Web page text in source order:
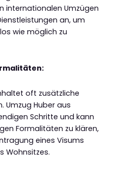
internationalen Umzügen
an, um
wie möglich zu
oft zusätzliche
Umzug Huber aus
Schritte und kann
Formalitäten zu klären,
eines Visums
Wohnsitzes.